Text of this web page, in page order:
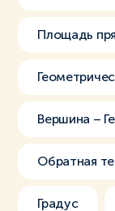
Площадь
Вершина –
Обратная
Градус